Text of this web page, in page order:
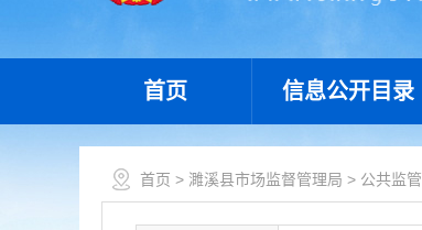
首页 信息公开目录
首页 > 濉溪县市场监督管理局 > 公共监管